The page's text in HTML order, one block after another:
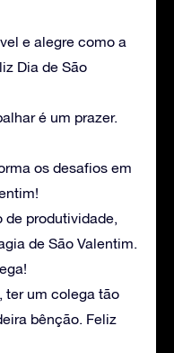
e alegre como a
Dia de São
é um prazer.
os desafios em
de produtividade,
de São Valentim.
ter um colega tão
bênção. Feliz